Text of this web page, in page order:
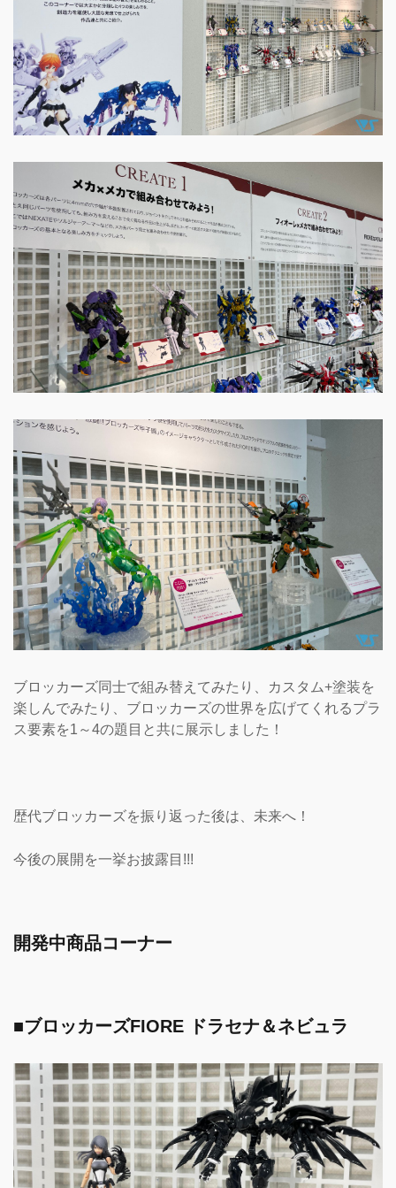
ブロッカーズ同士で組み替えてみたり、カスタム+塗装を
楽しんでみたり、ブロッカーズの世界を広げてくれるプラ
ス要素を1～4の題目と共に展示しました！
歴代ブロッカーズを振り返った後は、未来へ！
今後の展開を一挙お披露目!!!
開発中商品コーナー
■ブロッカーズFIORE ドラセナ＆ネビュラ